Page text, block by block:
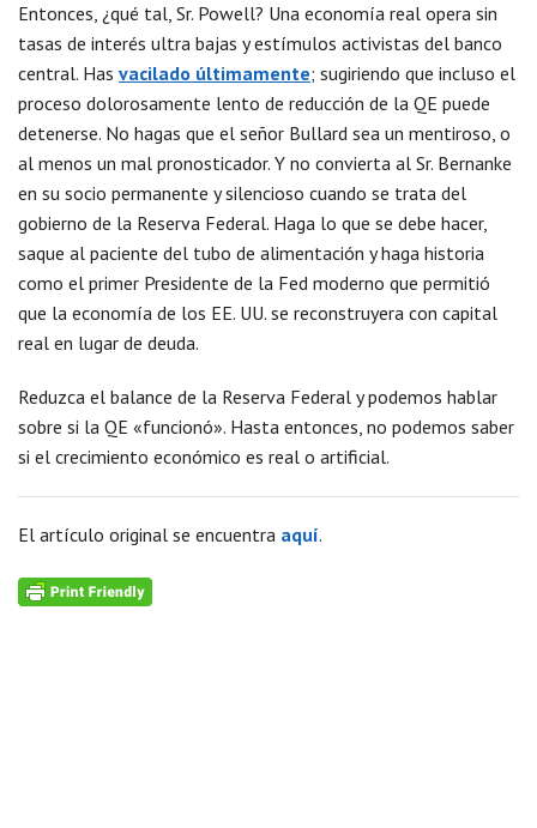
Entonces, ¿qué tal, Sr. Powell? Una economía real opera sin
tasas de interés ultra bajas y estímulos activistas del banco
central. Has vacilado últimamente; sugiriendo que incluso el
proceso dolorosamente lento de reducción de la QE puede
detenerse. No hagas que el señor Bullard sea un mentiroso, o
al menos un mal pronosticador. Y no convierta al Sr. Bernanke
en su socio permanente y silencioso cuando se trata del
gobierno de la Reserva Federal. Haga lo que se debe hacer,
saque al paciente del tubo de alimentación y haga historia
como el primer Presidente de la Fed moderno que permitió
que la economía de los EE. UU. se reconstruyera con capital
real en lugar de deuda.
Reduzca el balance de la Reserva Federal y podemos hablar
sobre si la QE «funcionó». Hasta entonces, no podemos saber
si el crecimiento económico es real o artificial.
El artículo original se encuentra aquí.